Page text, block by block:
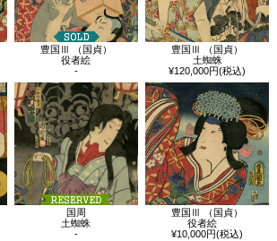
豊国Ⅲ （国貞）
役者絵
-
豊国Ⅲ （国貞）
土蜘蛛
¥120,000円(税込)
国周
土蜘蛛
-
豊国Ⅲ （国貞）
役者絵
¥10,000円(税込)